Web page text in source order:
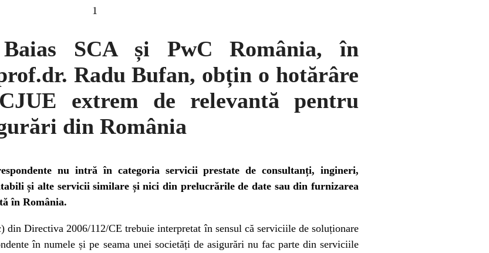
1
SCA și PwC România, în
Radu Bufan, obțin o hotărâre
extrem de relevantă pentru
din România
nu intră în categoria servicii prestate de consultanți, ingineri,
și alte servicii similare și nici din prelucrările de date sau din furnizarea
în România.
Directiva 2006/112/CE trebuie interpretat în sensul că serviciile de soluționare
în numele și pe seama unei societăți de asigurări nu fac parte din serviciile